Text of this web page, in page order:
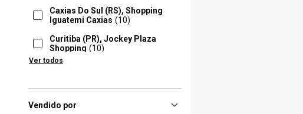
Caxias Do Sul (RS), Shopping
Iguatemi Caxias (10)
Curitiba (PR), Jockey Plaza
Shopping (10)
Curitiba (PR), Shopping
Maceió
Ver todos
Vendido por